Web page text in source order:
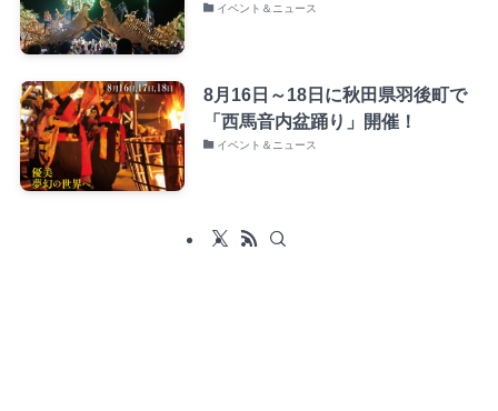
イベント＆ニュース
8月16日～18日に秋田県羽後町で
「西馬音内盆踊り」開催！
イベント＆ニュース